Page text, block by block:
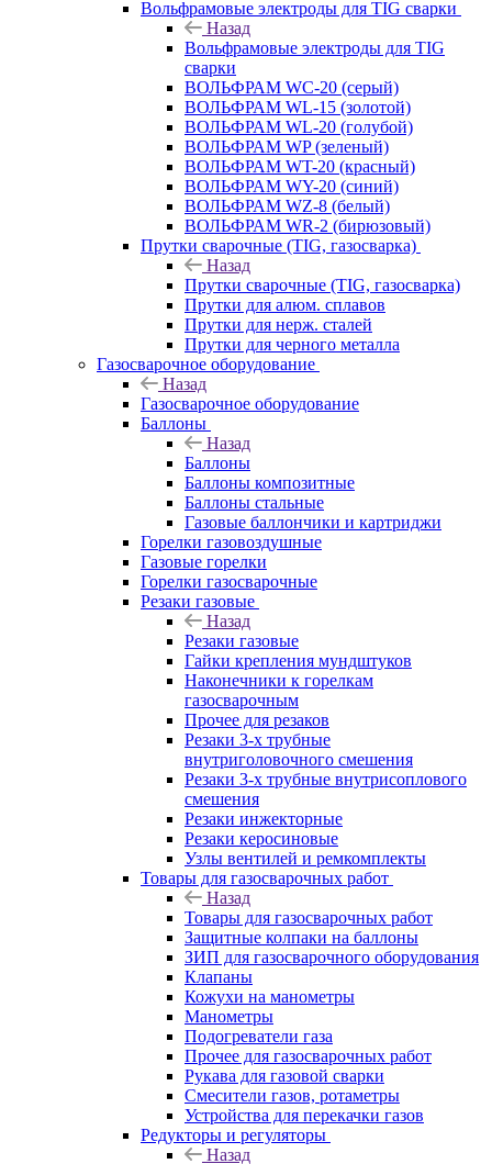
Вольфрамовые электроды для TIG сварки
Назад
Вольфрамовые электроды для TIG
сварки
ВОЛЬФРАМ WC-20 (серый)
ВОЛЬФРАМ WL-15 (золотой)
ВОЛЬФРАМ WL-20 (голубой)
ВОЛЬФРАМ WP (зеленый)
ВОЛЬФРАМ WT-20 (красный)
ВОЛЬФРАМ WY-20 (синий)
ВОЛЬФРАМ WZ-8 (белый)
ВОЛЬФРАМ WR-2 (бирюзовый)
Прутки сварочные (TIG, газосварка)
Назад
Прутки сварочные (TIG, газосварка)
Прутки для алюм. сплавов
Прутки для нерж. сталей
Прутки для черного металла
Газосварочное оборудование
Назад
Газосварочное оборудование
Баллоны
Назад
Баллоны
Баллоны композитные
Баллоны стальные
Газовые баллончики и картриджи
Горелки газовоздушные
Газовые горелки
Горелки газосварочные
Резаки газовые
Назад
Резаки газовые
Гайки крепления мундштуков
Наконечники к горелкам
газосварочным
Прочее для резаков
Резаки 3-х трубные
внутриголовочного смешения
Резаки 3-х трубные внутрисоплового
смешения
Резаки инжекторные
Резаки керосиновые
Узлы вентилей и ремкомплекты
Товары для газосварочных работ
Назад
Товары для газосварочных работ
Защитные колпаки на баллоны
ЗИП для газосварочного оборудования
Клапаны
Кожухи на манометры
Манометры
Подогреватели газа
Прочее для газосварочных работ
Рукава для газовой сварки
Смесители газов, ротаметры
Устройства для перекачки газов
Редукторы и регуляторы
Назад